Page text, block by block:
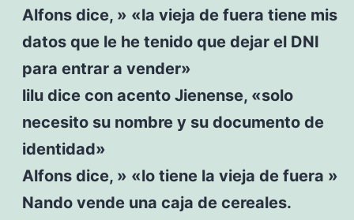
Alfons dice, » «la vieja de fuera tiene mis
datos que le he tenido que dejar el DNI
para entrar a vender»
lilu dice con acento Jienense, «solo
necesito su nombre y su documento de
identidad»
Alfons dice, » «lo tiene la vieja de fuera »
Nando vende una caja de cereales.